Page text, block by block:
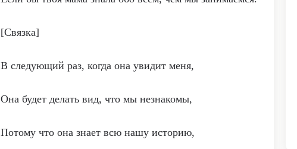
[Связка]
В следующий раз, когда она увидит меня,
Она будет делать вид, что мы незнакомы,
Потому что она знает всю нашу историю,